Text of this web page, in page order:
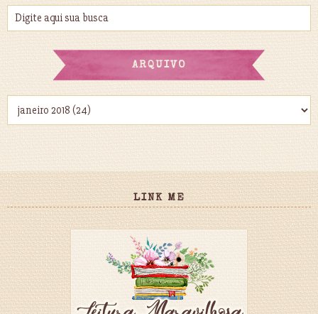
ARQUIVO
LINK ME